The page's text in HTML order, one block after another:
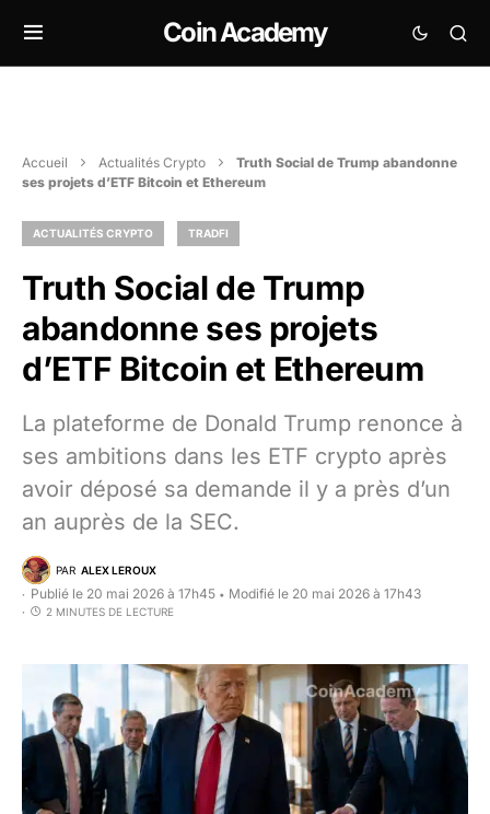
Coin Academy
Accueil Actualités Crypto
Truth Social de Trump abandonne
ses projets d’ETF Bitcoin et Ethereum
ACTUALITÉS CRYPTO TRADFI
Truth Social de Trump
abandonne ses projets
d’ETF Bitcoin et Ethereum
La plateforme de Donald Trump renonce à
ses ambitions dans les ETF crypto après
avoir déposé sa demande il y a près d’un
an auprès de la SEC.
PAR ALEX LEROUX
Publié le 20 mai 2026 à 17h45 • Modifié le 20 mai 2026 à 17h43
2 MINUTES DE LECTURE